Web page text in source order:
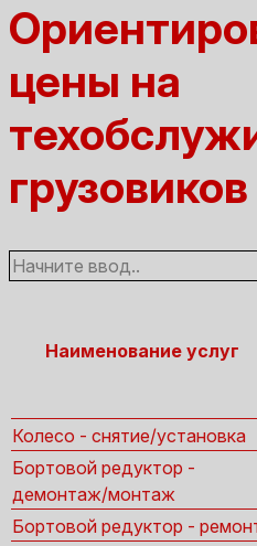
цены на
Наименование услуг
Колесо - снятие/установка
Бортовой редуктор -
демонтаж/монтаж
Бортовой редуктор -